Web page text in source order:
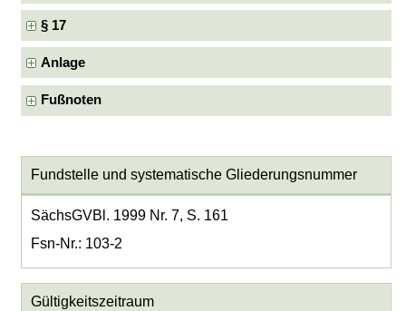
§ 17
Anlage
Fußnoten
Fundstelle und systematische Gliederungsnummer
SächsGVBl. 1999 Nr. 7, S. 161
Fsn-Nr.: 103-2
Gültigkeitszeitraum